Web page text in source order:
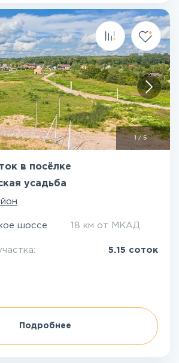
/ 5
в посёлке
усадьба
шоссе 18 км от МКАД
5.15 соток
Подробнее